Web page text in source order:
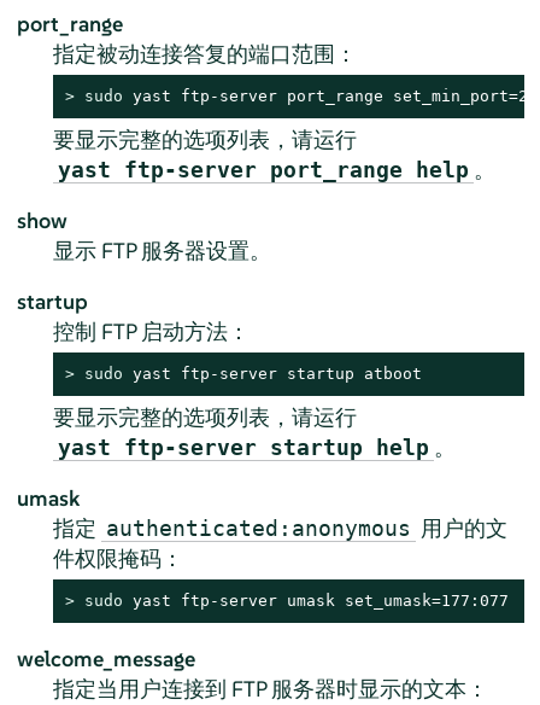
port_range
指定被动连接答复的端口范围：
> sudo yast ftp-server port_range
要显示完整的选项列表，请运行
yast ftp-server port_range help 。
show
显示 FTP 服务器设置。
startup
控制 FTP 启动方法：
> sudo yast ftp-server startup atboot
要显示完整的选项列表，请运行
yast ftp-server startup help 。
umask
指定 authenticated:anonymous 用户的文
件权限掩码：
> sudo yast ftp-server umask set_umask=177:077
welcome_message
指定当用户连接到 FTP 服务器时显示的文本：